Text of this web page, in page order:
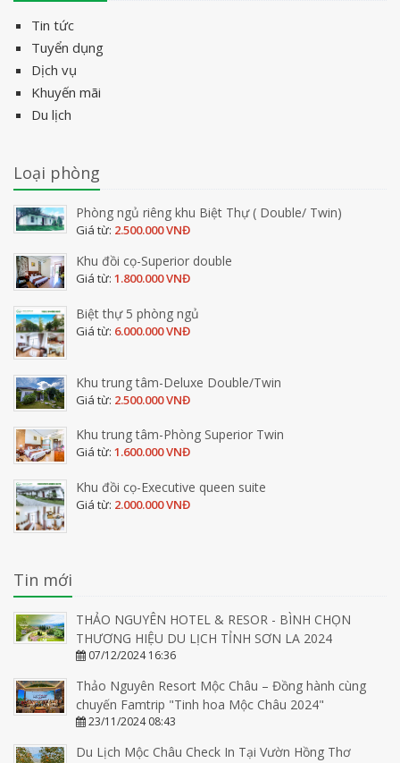
Tin tức
Tuyển dụng
Dịch vụ
Khuyến mãi
Du lịch
Loại phòng
Phòng ngủ riêng khu Biệt Thự ( Double/ Twin)
Giá từ: 2.500.000 VNĐ
Khu đồi cọ-Superior double
Giá từ: 1.800.000 VNĐ
Biệt thự 5 phòng ngủ
Giá từ: 6.000.000 VNĐ
Khu trung tâm-Deluxe Double/Twin
Giá từ: 2.500.000 VNĐ
Khu trung tâm-Phòng Superior Twin
Giá từ: 1.600.000 VNĐ
Khu đồi cọ-Executive queen suite
Giá từ: 2.000.000 VNĐ
Tin mới
THẢO NGUYÊN HOTEL & RESOR - BÌNH CHỌN
THƯƠNG HIỆU DU LỊCH TỈNH SƠN LA 2024
07/12/2024 16:36
Thảo Nguyên Resort Mộc Châu – Đồng hành cùng
chuyến Famtrip "Tinh hoa Mộc Châu 2024"
23/11/2024 08:43
Du Lịch Mộc Châu Check In Tại Vườn Hồng Thơ